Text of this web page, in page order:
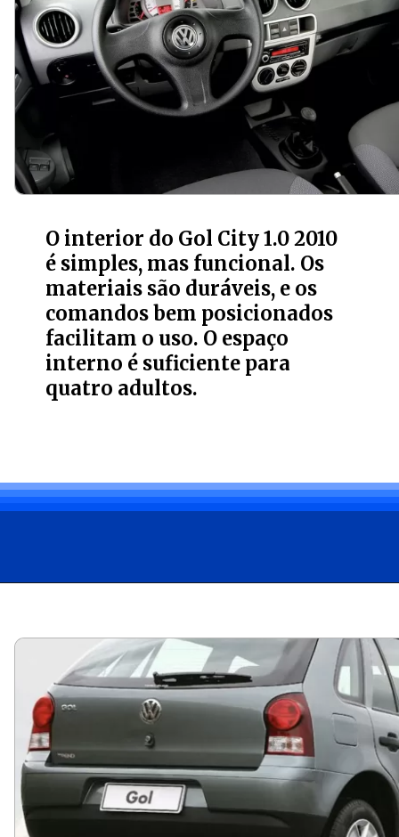
O interior do Gol City 1.0 2010
é simples, mas funcional. Os
materiais são duráveis, e os
comandos bem posicionados
facilitam o uso. O espaço
interno é suficiente para
quatro adultos.